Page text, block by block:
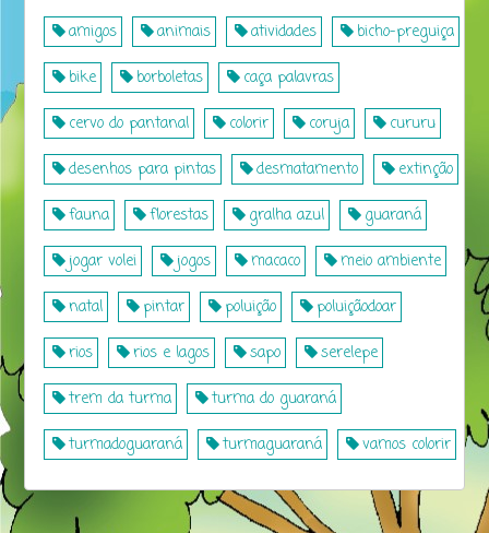
amigos animais atividades
bicho-preguiça
bike
borboletas
caça palavras
cervo do pantanal
colorir coruja
cururu
desenhos para pintas
desmatamento
extinção
fauna
florestas gralha azul
guaraná
jogar volei
jogos macaco
meio ambiente
natal
pintar poluição
poluiçãodoar
rios
rios e lagos sapo
serelepe
trem da turma
turma do guaraná
turmadoguaraná
turmaguaraná vamos colorir